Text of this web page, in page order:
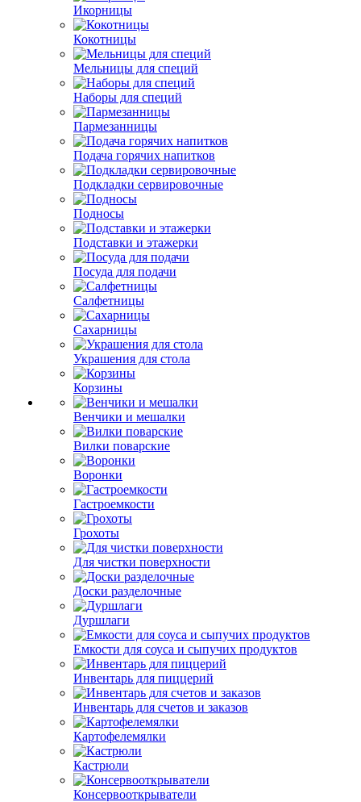
Икорницы
Кокотницы
Мельницы для специй
Наборы для специй
Пармезанницы
Подача горячих напитков
Подкладки сервировочные
Подносы
Подставки и этажерки
Посуда для подачи
Салфетницы
Сахарницы
Украшения для стола
Корзины
Венчики и мешалки
Вилки поварские
Воронки
Гастроемкости
Грохоты
Для чистки поверхности
Доски разделочные
Дуршлаги
Емкости для соуса и сыпучих продуктов
Инвентарь для пиццерий
Инвентарь для счетов и заказов
Картофелемялки
Кастрюли
Консервооткрыватели